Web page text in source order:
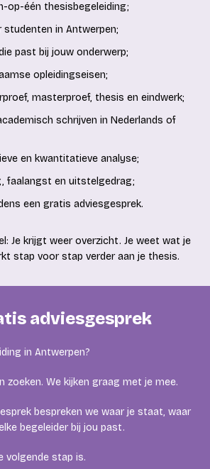
op-één thesisbegeleiding;
studenten in Antwerpen;
past bij jouw onderwerp;
opleidingseisen;
masterproef, thesis en eindwerk;
schrijven in Nederlands of
en kwantitatieve analyse;
faalangst en uitstelgedrag;
een gratis adviesgesprek.
Je krijgt weer overzicht. Je weet wat je
stap voor stap verder aan je thesis.
adviesgesprek
in Antwerpen?
zoeken. We kijken graag met je mee.
bespreken we waar je staat, waar
begeleider bij jou past.
volgende stap is.